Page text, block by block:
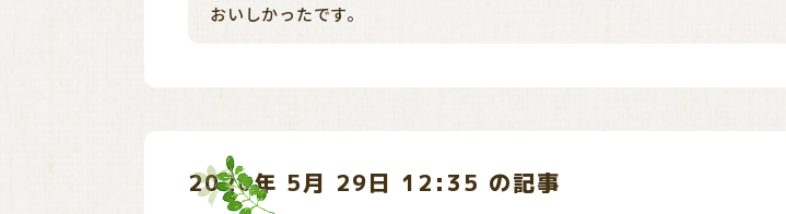
おいしかったです。
2026年 5月 29日 12:35 の記事